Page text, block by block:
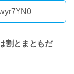
割とまともだ